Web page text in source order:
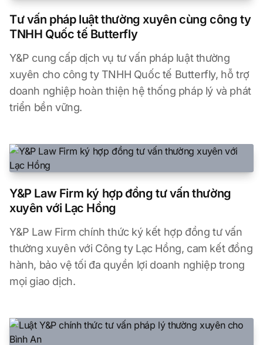
Tư vấn pháp luật thường xuyên cùng công ty
TNHH Quốc tế Butterfly
Y&P cung cấp dịch vụ tư vấn pháp luật thường
xuyên cho công ty TNHH Quốc tế Butterfly, hỗ trợ
doanh nghiệp hoàn thiện hệ thống pháp lý và phát
triển bền vững.
Y&P Law Firm ký hợp đồng tư vấn thường
xuyên với Lạc Hồng
Y&P Law Firm chính thức ký kết hợp đồng tư vấn
thường xuyên với Công ty Lạc Hồng, cam kết đồng
hành, bảo vệ tối đa quyền lợi doanh nghiệp trong
mọi giao dịch.